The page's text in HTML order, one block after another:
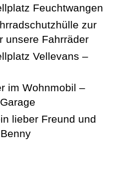
Feuchtwangen
zur
unsere Fahrräder
Vellevans –
im Wohnmobil –
lieber Freund und